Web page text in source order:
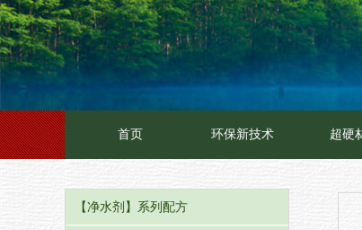
首页 环保新技术 超硬
【净水剂】系列配方